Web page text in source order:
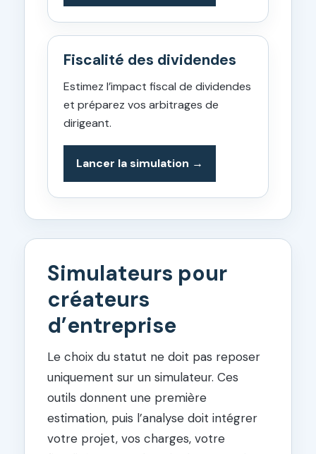
Fiscalité des dividendes
Estimez l’impact fiscal de dividendes
et préparez vos arbitrages de
dirigeant.
Lancer la simulation
Simulateurs pour
créateurs
d’entreprise
Le choix du statut ne doit pas reposer
uniquement sur un simulateur. Ces
outils donnent une première
estimation, puis l’analyse doit intégrer
votre projet, vos charges, votre